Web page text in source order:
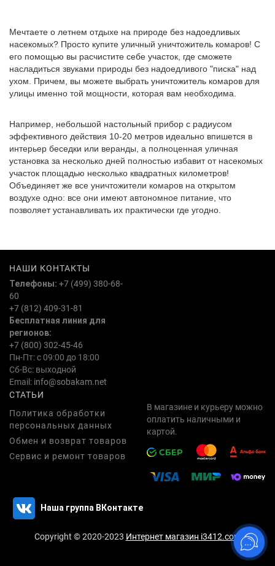
Мечтаете о летнем отдыхе на природе без надоедливых
насекомых? Просто купите уличный уничтожитель комаров! С
его помощью вы расчистите себе участок, где сможете
насладиться звуками природы без надоедливого "писка" над
ухом. Причем, вы можете выбрать уничтожитель комаров для
улицы именно той мощности, которая вам необходима.
Например, небольшой настольный прибор с радиусом
эффективного действия 10-20 метров идеально впишется в
интерьер беседки или веранды, а полноценная уличная
установка за несколько дней полностью избавит от насекомых
участок площадью несколько квадратных километров!
Объединяет же все уничтожители комаров на открытом
воздухе одно: все они имеют автономное питание, что
позволяет устанавливать их практически где угодно.
НАШИ КОНТАКТЫ
Телефоны: +7 (499) 380-68-
60
+7 (812) 409-31-81
Бесплатная линия для
регионов:
+7 (800) 302-45-46
Пн-Пт: с 09:00 до 18:00
Сб-Вс: выходной
Email: info@sobakam.net
СТАТЬИ
Политика обработки
персональных данных
Обмен и возврат товаров
Сервис и ремонт товаров
В магазине и курьеру можно
оплатить наличными и
картой.
Наша группа ВКонтакте
Copyright © 2020-2023 Интернет магазин i3412.com